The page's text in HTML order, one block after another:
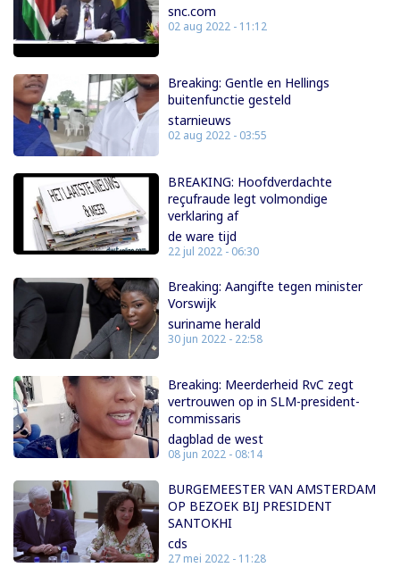
snc.com
02 aug 2022 - 11:12
Breaking: Gentle en Hellings
buitenfunctie gesteld
starnieuws
02 aug 2022 - 03:55
BREAKING: Hoofdverdachte
reçufraude legt volmondige
verklaring af
de ware tijd
22 jul 2022 - 06:30
Breaking: Aangifte tegen minister
Vorswijk
suriname herald
30 jun 2022 - 22:58
Breaking: Meerderheid RvC zegt
vertrouwen op in SLM-president-
commissaris
dagblad de west
08 jun 2022 - 08:14
BURGEMEESTER VAN AMSTERDAM
OP BEZOEK BIJ PRESIDENT
SANTOKHI
cds
27 mei 2022 - 11:28